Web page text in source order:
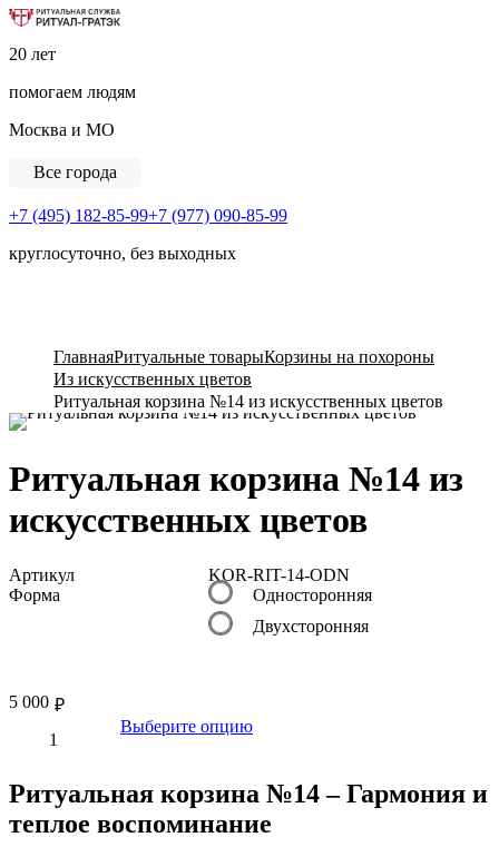
Ритуальная Служба «Ритуал-ГРАТЭК»
20 лет
помогаем людям
Москва и МО
Все города
+7 (495) 182-85-99+7 (977) 090-85-99
круглосуточно, без выходных
ГлавнаяРитуальные товарыКорзины на похороны
Из искусственных цветов
Ритуальная корзина №14 из искусственных цветов
Ритуальная корзина №14 из
искусственных цветов
Артикул
KOR-RIT-14-ODN
Форма
Односторонняя
Двухсторонняя
₽
5 000
Выберите опцию
Ритуальная корзина №14 – Гармония и
теплое воспоминание